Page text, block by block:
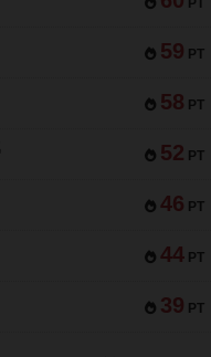
PT
59 PT
58 PT
52 PT
46 PT
44 PT
39 PT